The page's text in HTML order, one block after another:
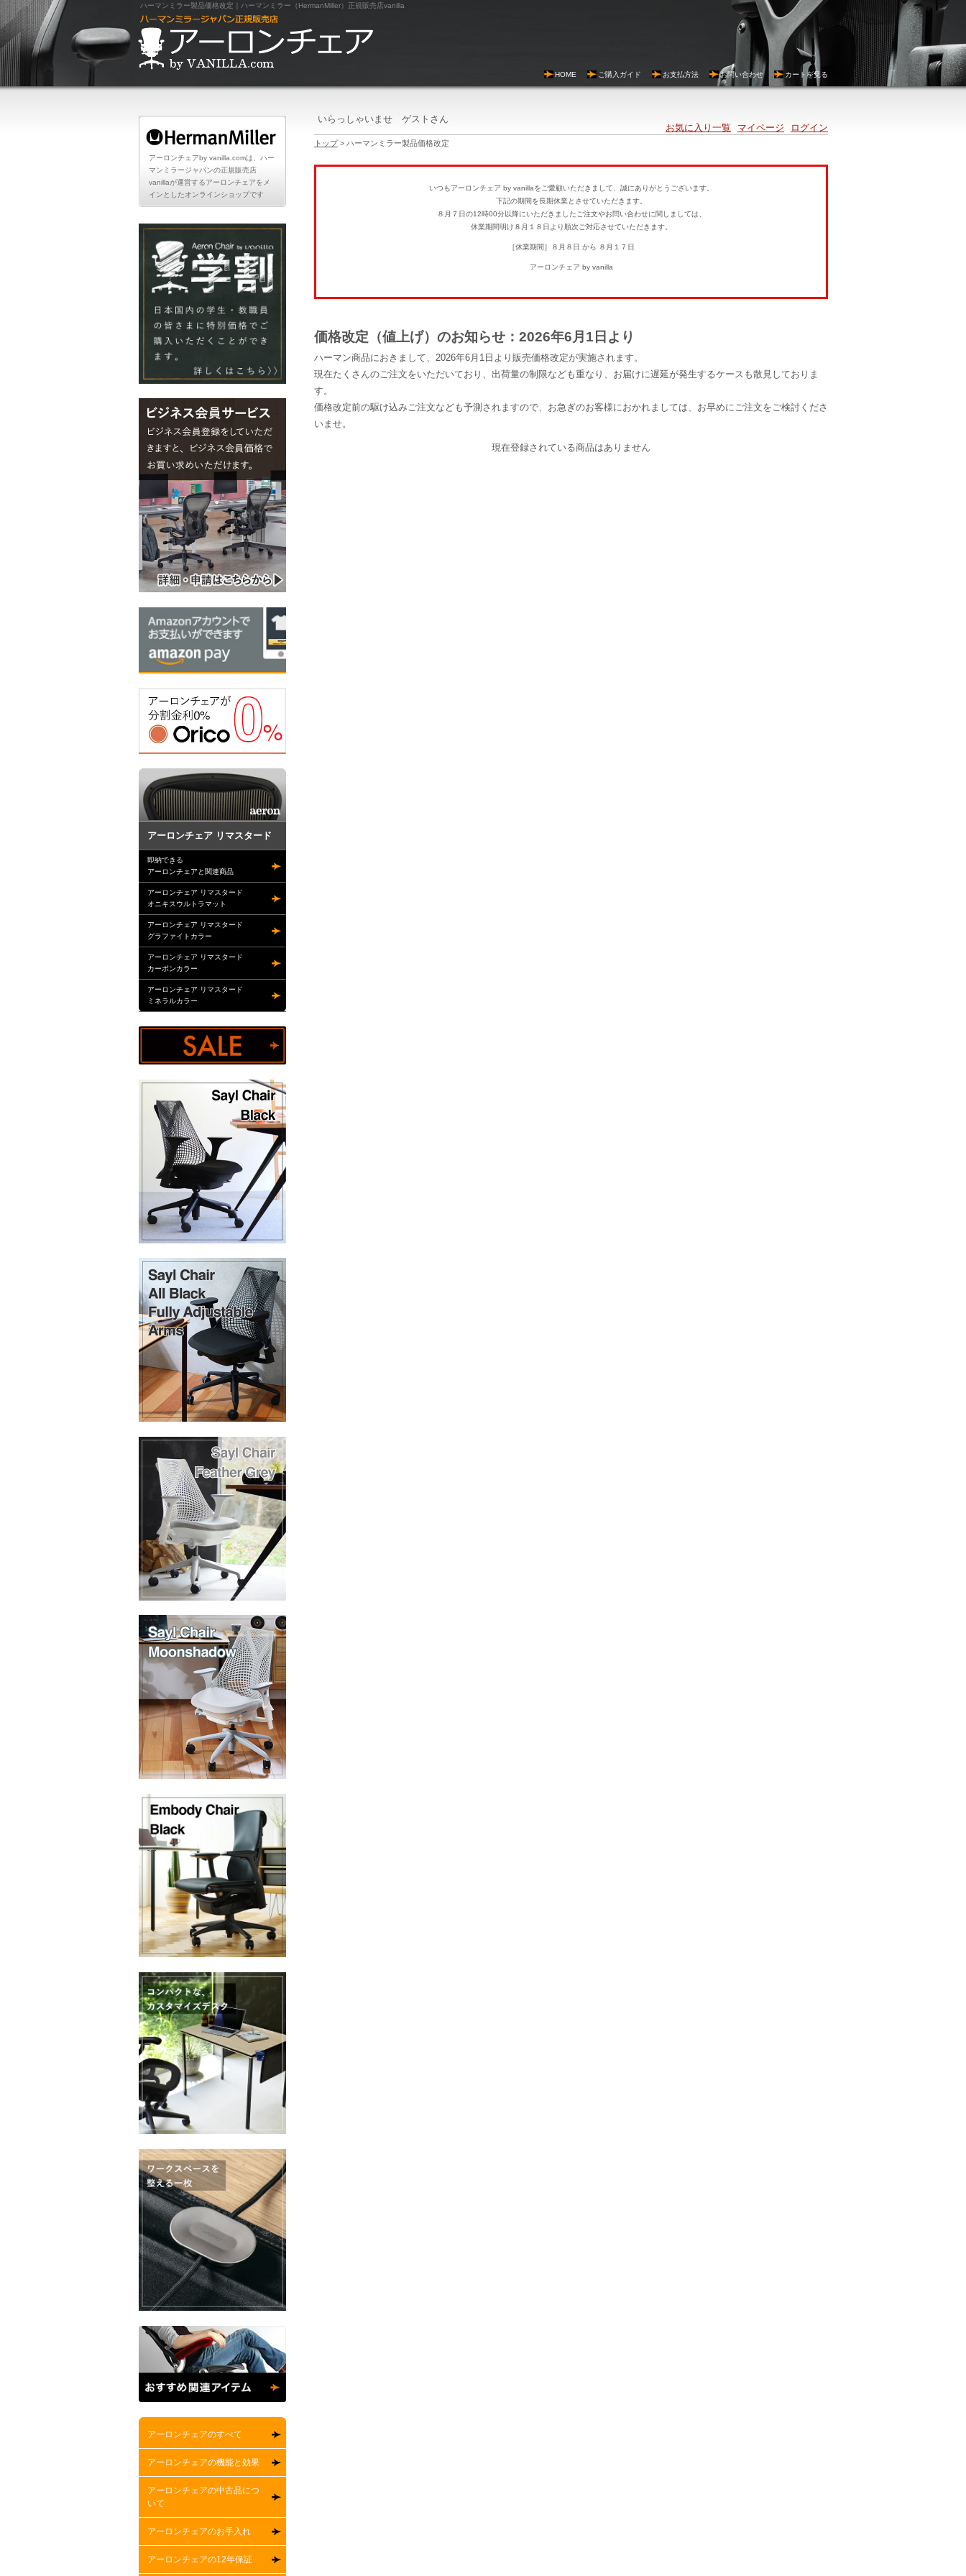
ハーマンミラー製品価格改定｜ハーマンミラー（HermanMiller）正規販売店vanilla
HOME ご購入ガイド お支払方法 お問い合わせ カートを見る
アーロンチェアby vanilla.comは、ハー
マンミラージャパンの正規販売店
vanillaが運営するアーロンチェアをメ
インとしたオンラインショップです
アーロンチェア リマスタード
即納できる
アーロンチェアと関連商品
アーロンチェア リマスタード
オニキスウルトラマット
アーロンチェア リマスタード
グラファイトカラー
アーロンチェア リマスタード
カーボンカラー
アーロンチェア リマスタード
ミネラルカラー
アーロンチェアのすべて
アーロンチェアの機能と効果
アーロンチェアの中古品につ
いて
アーロンチェアのお手入れ
アーロンチェアの12年保証
いらっしゃいませ ゲストさん
お気に入り一覧
マイページ ログイン
トップ> ハーマンミラー製品価格改定
いつもアーロンチェア by vanillaをご愛顧いただきまして、誠にありがとうございます。
下記の期間を長期休業とさせていただきます。
８月７日の12時00分以降にいただきましたご注文やお問い合わせに関しましては、
休業期間明け８月１８日より順次ご対応させていただきます。
［休業期間］８月８日 から ８月１７日
アーロンチェア by vanilla
価格改定（値上げ）のお知らせ：2026年6月1日より
ハーマン商品におきまして、2026年6月1日より販売価格改定が実施されます。
現在たくさんのご注文をいただいており、出荷量の制限なども重なり、お届けに遅延が発生するケースも散見しておりま
す。
価格改定前の駆け込みご注文なども予測されますので、お急ぎのお客様におかれましては、お早めにご注文をご検討くださ
いませ。
現在登録されている商品はありません